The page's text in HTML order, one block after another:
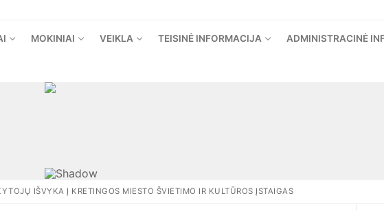
MOKINIAI VEIKLA TEISINĖ INFORMACIJA ADMINISTRACINĖ
IŠVYKA Į KRETINGOS MIESTO ŠVIETIMO IR KULTŪROS ĮSTAIGAS